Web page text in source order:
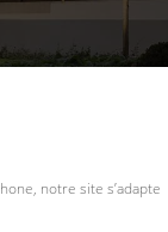
notre site s’adapte